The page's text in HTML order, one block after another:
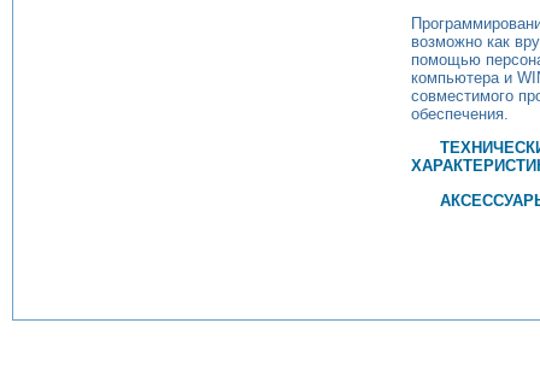
возможно как
помощью
компьютера и
совместимого
обеспечения.